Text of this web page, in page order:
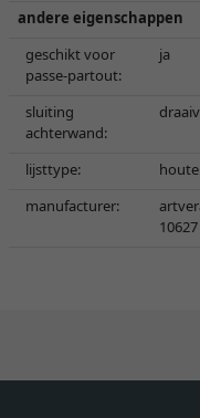
andere eigenschappen
geschikt voor
passe-partout:
ja
sluiting
achterwand:
lijsttype:
manufacturer: